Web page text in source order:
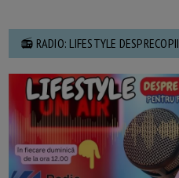
📻 RADIO: LIFESTYLE DESPRECOPII